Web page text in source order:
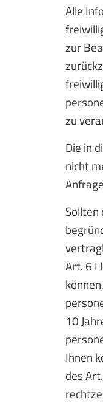
Alle
zur
zu
Die in
nicht
Sollten
Art. 6 I
10
Ihnen
des